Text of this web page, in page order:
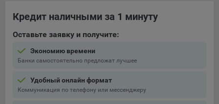
Кредит наличными за 1 минуту
Оставьте заявку и получите:
Экономию времени
Банки самостоятельно предложат лучшее
Удобный онлайн формат
Коммуникация по телефону или мессенджеру